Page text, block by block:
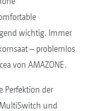
wichtig. Immer
– problemlos
von AMAZONE.
Perfektion der
und